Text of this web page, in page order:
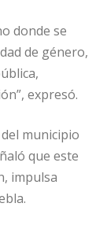
donde se
de género,
expresó.
municipio
que este
impulsa